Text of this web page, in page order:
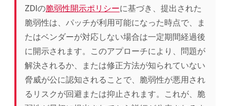
ZDIの脆弱性開示ポリシーに基づき、提出された
脆弱性は、パッチが利用可能になった時点で、ま
たはベンダーが対応しない場合は一定期間経過後
に開示されます。このアプローチにより、問題が
解決されるか、または修正方法が知られていない
脅威が公に認知されることで、脆弱性が悪用され
るリスクが回避または抑止されます。これが、脆